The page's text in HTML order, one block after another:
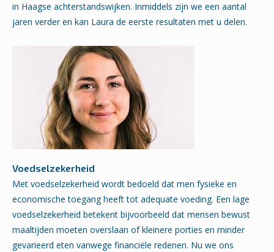
in Haagse achterstandswijken. Inmiddels zijn we een aantal
jaren verder en kan Laura de eerste resultaten met u delen.
Voedselzekerheid
Met voedselzekerheid wordt bedoeld dat men fysieke en
economische toegang heeft tot adequate voeding. Een lage
voedselzekerheid betekent bijvoorbeeld dat mensen bewust
maaltijden moeten overslaan of kleinere porties en minder
gevarieerd eten vanwege financiële redenen. Nu we ons